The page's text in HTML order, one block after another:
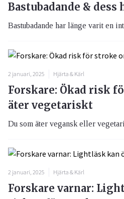
Bastubadande &
Bastubadande har länge varit en
2 januari, 2025 Hjärta & Kärl
Forskare: Ökad risk
äter vegetariskt
Du som äter vegansk eller
2 januari, 2025 Hjärta & Kärl
Forskare varnar: